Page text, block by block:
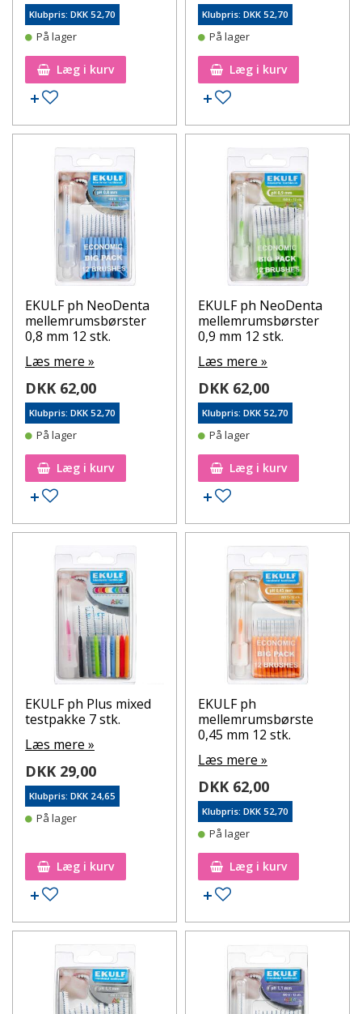
Klubpris: DKK 52,70
På lager
Læg i kurv
Tilføj til ønskeseddel
Klubpris: DKK 52,70
På lager
Læg i kurv
Tilføj til ønskeseddel
EKULF ph NeoDenta
mellemrumsbørster
0,8 mm 12 stk.
Læs mere »
DKK 62,00
Klubpris: DKK 52,70
På lager
Læg i kurv
Tilføj til ønskeseddel
EKULF ph NeoDenta
mellemrumsbørster
0,9 mm 12 stk.
Læs mere »
DKK 62,00
Klubpris: DKK 52,70
På lager
Læg i kurv
Tilføj til ønskeseddel
EKULF ph Plus mixed
testpakke 7 stk.
Læs mere »
DKK 29,00
Klubpris: DKK 24,65
På lager
Læg i kurv
Tilføj til ønskeseddel
EKULF ph
mellemrumsbørste
0,45 mm 12 stk.
Læs mere »
DKK 62,00
Klubpris: DKK 52,70
På lager
Læg i kurv
Tilføj til ønskeseddel